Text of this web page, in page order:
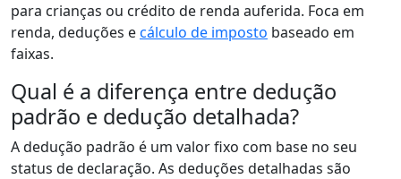
para crianças ou crédito de renda auferida. Foca em
renda, deduções ecálculo de imposto baseado em
faixas.
Qual é a diferença entre dedução
padrão e dedução detalhada?
A dedução padrão é um valor fixo com base no seu
status de declaração. As deduções detalhadas são